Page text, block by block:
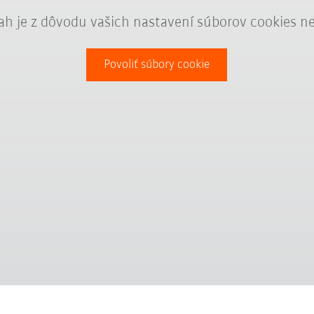
je z dôvodu vašich nastavení súborov cookies
Povoliť súbory cookie